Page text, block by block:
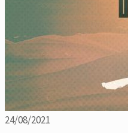
24/08/2021